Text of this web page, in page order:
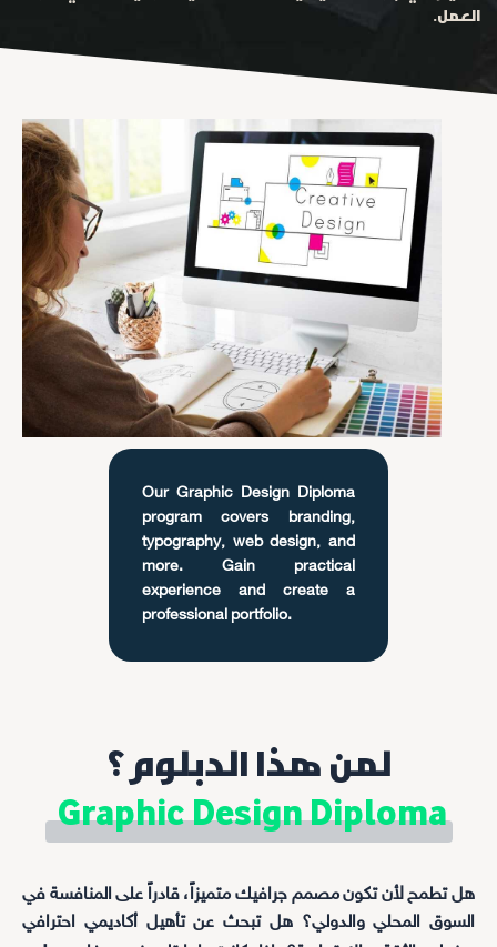
العمل.
Our Graphic Design Diploma
program covers branding,
typography, web design, and
more. Gain practical
experience and create a
professional portfolio.
لمن هذا الدبلوم؟
Graphic Design Diploma
هل تطمح لأن تكون مصمم جرافيك متميزاً، قادراً على المنافسة في
السوق المحلي والدولي؟ هل تبحث عن تأهيل أكاديمي احترافي